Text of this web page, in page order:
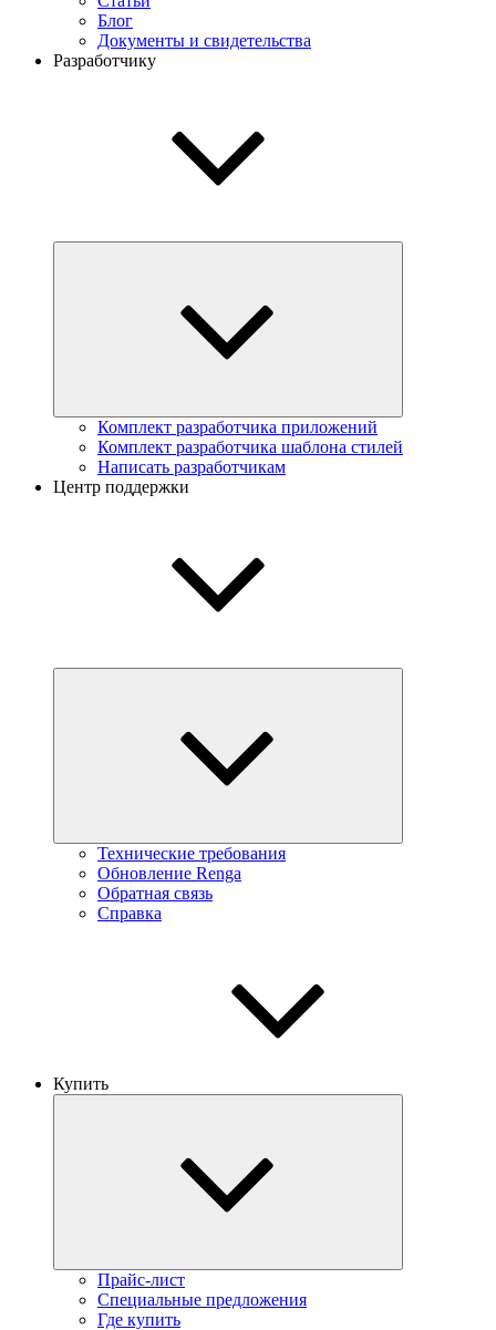
Блог
Документы и свидетельства
Разработчику
Комплект разработчика приложений
Комплект разработчика шаблона стилей
Написать разработчикам
Центр поддержки
Технические требования
Обновление Renga
Обратная связь
Справка
Купить
Прайс-лист
Специальные предложения
Где купить